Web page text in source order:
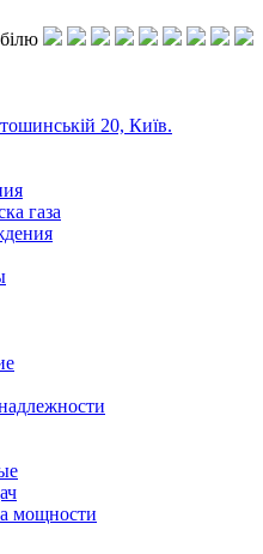
20, Київ.
газа
мощности